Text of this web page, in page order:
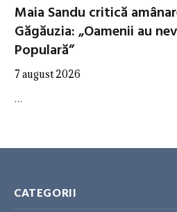
Maia Sandu critică
Găgăuzia: „Oamenii au
Populară”
7 august 2026
…
CATEGORII